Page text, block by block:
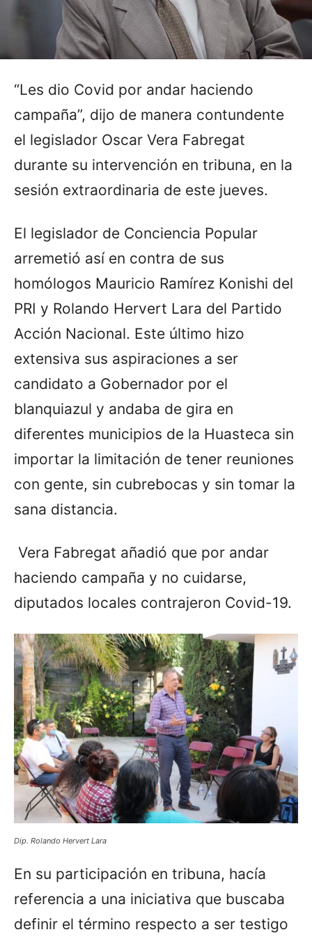
“Les dio Covid por andar haciendo
campaña”, dijo de manera contundente
el legislador Oscar Vera Fabregat
durante su intervención en tribuna, en la
sesión extraordinaria de este jueves.
El legislador de Conciencia Popular
arremetió así en contra de sus
homólogos Mauricio Ramírez Konishi del
PRI y Rolando Hervert Lara del Partido
Acción Nacional. Este último hizo
extensiva sus aspiraciones a ser
candidato a Gobernador por el
blanquiazul y andaba de gira en
diferentes municipios de la Huasteca sin
importar la limitación de tener reuniones
con gente, sin cubrebocas y sin tomar la
sana distancia.
Vera Fabregat añadió que por andar
haciendo campaña y no cuidarse,
diputados locales contrajeron Covid-19.
Dip. Rolando Hervert Lara
En su participación en tribuna, hacía
referencia a una iniciativa que buscaba
definir el término respecto a ser testigo